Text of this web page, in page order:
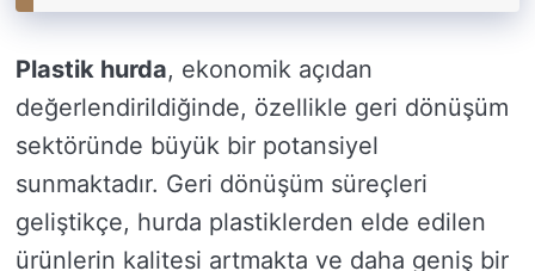
Plastik hurda, ekonomik açıdan
değerlendirildiğinde, özellikle geri dönüşüm
sektöründe büyük bir potansiyel
sunmaktadır. Geri dönüşüm süreçleri
geliştikçe, hurda plastiklerden elde edilen
ürünlerin kalitesi artmakta ve daha geniş bir